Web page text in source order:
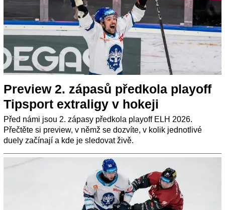
Preview 2. zápasů předkola playoff
Tipsport extraligy v hokeji
Před námi jsou 2. zápasy předkola playoff ELH 2026.
Přečtěte si preview, v němž se dozvíte, v kolik jednotlivé
duely začínají a kde je sledovat živě.